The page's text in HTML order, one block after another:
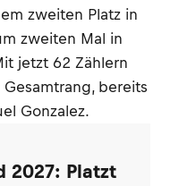
zweiten Platz in
zweiten Mal in
jetzt 62 Zählern
bereits
Gonzalez.
2027: Platzt